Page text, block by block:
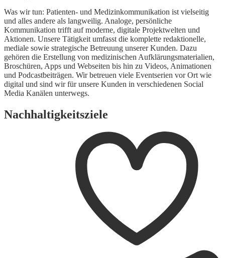
Was wir tun: Patienten- und Medizinkommunikation ist vielseitig
und alles andere als langweilig. Analoge, persönliche
Kommunikation trifft auf moderne, digitale Projektwelten und
Aktionen. Unsere Tätigkeit umfasst die komplette redaktionelle,
mediale sowie strategische Betreuung unserer Kunden. Dazu
gehören die Erstellung von medizinischen Aufklärungsmaterialien,
Broschüren, Apps und Webseiten bis hin zu Videos, Animationen
und Podcastbeiträgen. Wir betreuen viele Eventserien vor Ort wie
digital und sind wir für unsere Kunden in verschiedenen Social
Media Kanälen unterwegs.
Nachhaltigkeitsziele